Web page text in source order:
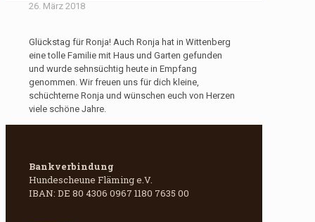
26. März 2018
Glückstag für Ronja! Auch Ronja hat in Wittenberg
eine tolle Familie mit Haus und Garten gefunden
und wurde sehnsüchtig heute in Empfang
genommen. Wir freuen uns für dich kleine,
schüchterne Ronja und wünschen euch von Herzen
viele schöne Jahre.
Bankverbindung
Hundescheune Fläming e.V.
IBAN: DE 80 4306 0967 1180 7635 00